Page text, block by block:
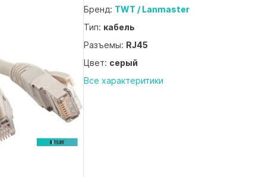
Бренд: TWT / Lanmaster
Тип: кабель
Разъемы: RJ45
Цвет: серый
Все характеритики